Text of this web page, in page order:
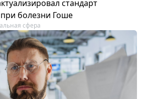
стандарт
болезни Гоше
сфера